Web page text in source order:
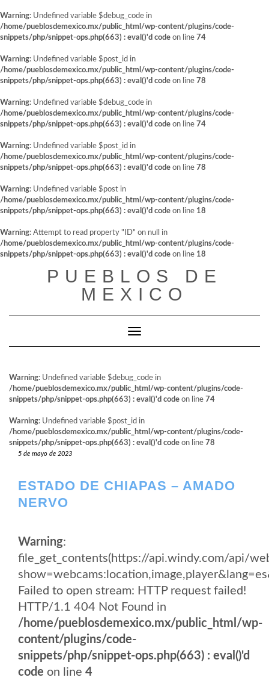
Warning: Undefined variable $debug_code in
/home/pueblosdemexico.mx/public_html/wp-content/plugins/code-
snippets/php/snippet-ops.php(663) : eval()'d code on line 74
Warning: Undefined variable $post_id in
/home/pueblosdemexico.mx/public_html/wp-content/plugins/code-
snippets/php/snippet-ops.php(663) : eval()'d code on line 78
Warning: Undefined variable $debug_code in
/home/pueblosdemexico.mx/public_html/wp-content/plugins/code-
snippets/php/snippet-ops.php(663) : eval()'d code on line 74
Warning: Undefined variable $post_id in
/home/pueblosdemexico.mx/public_html/wp-content/plugins/code-
snippets/php/snippet-ops.php(663) : eval()'d code on line 78
Warning: Undefined variable $post in
/home/pueblosdemexico.mx/public_html/wp-content/plugins/code-
snippets/php/snippet-ops.php(663) : eval()'d code on line 18
Warning: Attempt to read property "ID" on null in
/home/pueblosdemexico.mx/public_html/wp-content/plugins/code-
snippets/php/snippet-ops.php(663) : eval()'d code on line 18
PUEBLOS DE
MEXICO
Cambiar modo de navegación
Warning: Undefined variable $debug_code in
/home/pueblosdemexico.mx/public_html/wp-content/plugins/code-
snippets/php/snippet-ops.php(663) : eval()'d code on line 74
Warning: Undefined variable $post_id in
/home/pueblosdemexico.mx/public_html/wp-content/plugins/code-
snippets/php/snippet-ops.php(663) : eval()'d code on line 78
5 de mayo de 2023
ESTADO DE CHIAPAS – AMADO
NERVO
Warning:
file_get_contents(https://api.windy.com/api/
Failed to open stream: HTTP request failed!
HTTP/1.1 404 Not Found in
/home/pueblosdemexico.mx/public_html/wp-
content/plugins/code-
snippets/php/snippet-ops.php(663) : eval()'d
code on line 4